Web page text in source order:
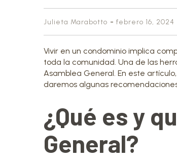
Julieta Marabotto - febrero 16, 2024
Vivir en un condominio implica
toda la comunidad. Una de las
Asamblea General. En este
daremos algunas
¿Qué es y
General?